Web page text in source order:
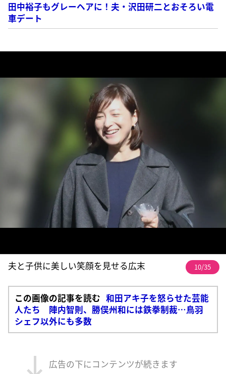
田中裕子もグレーヘアに！夫・沢田研二とおそろい電
車デート
夫と子供に美しい笑顔を見せる広末 10/35
この画像の記事を読む 和田アキ子を怒らせた芸能
人たち 陣内智則、勝俣州和には鉄拳制裁…鳥羽
シェフ以外にも多数
広告の下にコンテンツが続きます